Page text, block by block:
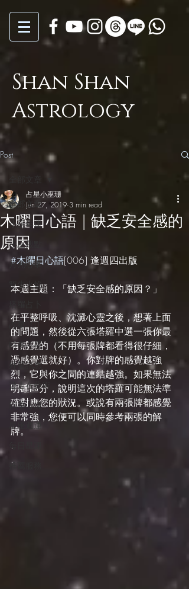
Shan Shan
Astrology
Post
全部文章
小巫年運
小巫觀點
月亮心事
雙生火焰
占星101
時事占星
外星訊息
遊走在藝術
四季心境
星座週運
每日星運
推薦服務
木曜日心語 | 缺乏安全感的
原因
占星小巫珊
Jun 27, 2019 3 min read
#木曜日心語[006] 逢週四出版
本週主題：「缺乏安全感的原因？」
在平整呼吸、沈澱心靈之後，想著上面
的問題，然後從六張塔羅中選一張你最
有感覺的（不用每張牌都看得很仔細，
憑感覺選就好）。你對牌的感覺越強
烈，它與你之間的連結越強。如果無法
明確區分，說明這次的塔羅可能無法準
確對應您的狀況。或說有兩張牌都感覺
非常強，您便可以同時參考兩張的解
牌。
.
.